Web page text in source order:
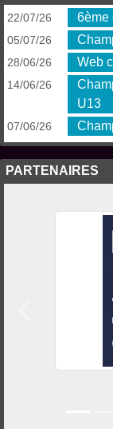
22/07/26 6ème
05/07/26
28/06/26 Web
14/06/26
U13
07/06/26
PARTENAIRES